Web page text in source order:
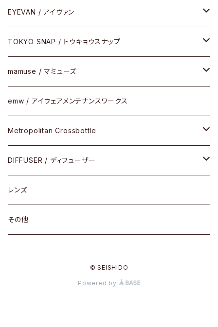
Latch(ラッチ)
修理
小物
その他
サングラス
その他
セルフレーム
メタルフレーム
コンビフレーム
EYEVAN / アイヴァン
メガネ
サングラス
その他
TOKYO SNAP / トウキョウスナップ
セルフレーム
メタルフレーム
コンビネーション
mamuse / マミューズ
セル
メタル
コンビ
emw / アイウェアメンテナンスワークス
Metropolitan Crossbottle
30cm×30cm
18cm×13cm
DIFFUSER / ディフューザー
グラスコード
メガネケース
レンズ
その他
© SEISHIDO
Powered by